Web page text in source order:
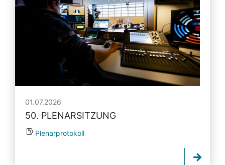
01.07.2026
50. PLENARSITZUNG
Plenarprotokoll